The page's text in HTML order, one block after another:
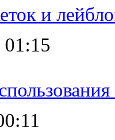
и
01:15